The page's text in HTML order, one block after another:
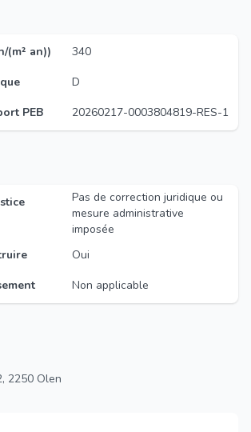
(m² an))
340
D
PEB
20260217-0003804819-RES-1
Pas de correction juridique ou
mesure administrative
imposée
Oui
Non applicable
2250 Olen